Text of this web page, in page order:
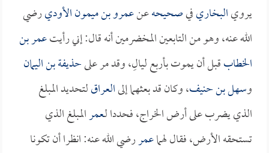
يرويالبخاريفيصحيحهعنعمرو بن ميمون الأوديرضي
الله عنه، وهو من التابعين المخضرمين أنه قال: إني رأيتعمر بن
الخطابقبل أن يموت بأربع ليالِ، وقد مر علىحذيفة بن اليمان
وسهل بن حنيف، وكان قد بعثهما إلىالعراقلتحديد المبلغ
الذي يضرب على أرض الخراج، فحددا لـعمرالمبلغ الذي
تستحقه الأرض، فقال لهماعمررضي الله عنه: انظرا أن تكونا